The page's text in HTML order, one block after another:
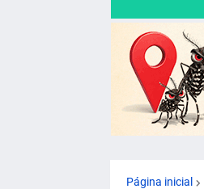
Página inicial